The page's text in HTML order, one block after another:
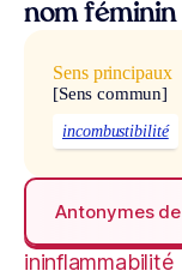
nom féminin
Sens principaux
[Sens commun]
incombustibilité
Antonymes de
ininflammabilité